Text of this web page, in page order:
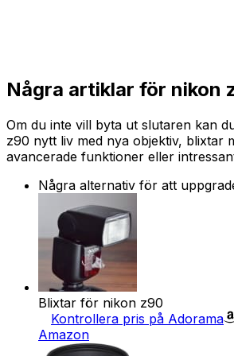
Några artiklar för nikon
Om du inte vill byta ut slutaren kan
z90 nytt liv med nya objektiv, blixtar
avancerade funktioner eller
Några alternativ för att
Blixtar för nikon z90
Kontrollera pris på Adorama
Amazon